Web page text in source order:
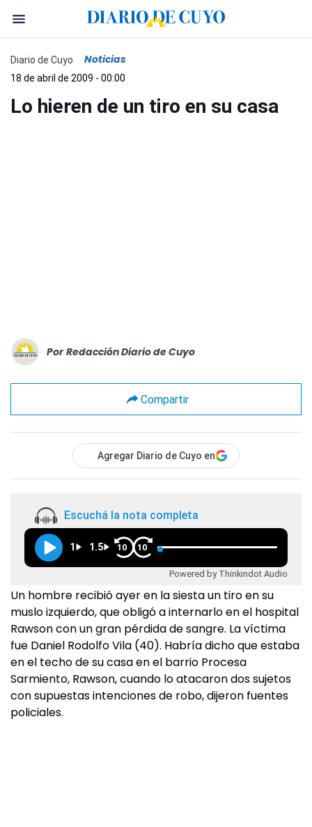
Diario de Cuyo Noticias
18 de abril de 2009 - 00:00
Lo hieren de un tiro en su casa
Por Redacción Diario de Cuyo
Compartir
Agregar Diario de Cuyo en
Escuchá la nota completa
1 1.5 10 10
Powered by Thinkindot Audio
Un hombre recibió ayer en la siesta un tiro en su
muslo izquierdo, que obligó a internarlo en el hospital
Rawson con un gran pérdida de sangre. La víctima
fue Daniel Rodolfo Vila (40). Habría dicho que estaba
en el techo de su casa en el barrio Procesa
Sarmiento, Rawson, cuando lo atacaron dos sujetos
con supuestas intenciones de robo, dijeron fuentes
policiales.